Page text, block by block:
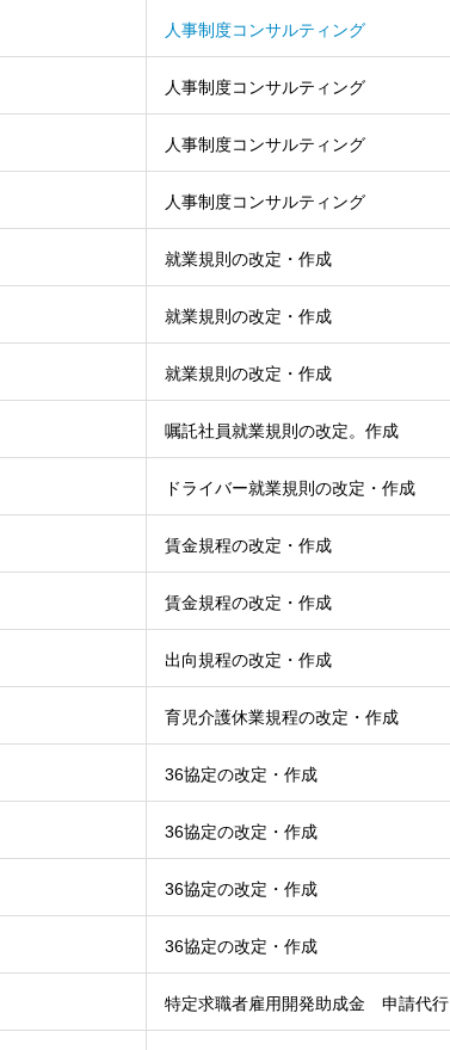
人事制度コンサルティング
人事制度コンサルティング
人事制度コンサルティング
人事制度コンサルティング
就業規則の改定・作成
就業規則の改定・作成
就業規則の改定・作成
嘱託社員就業規則の改定。作成
ドライバー就業規則の改定・作成
賃金規程の改定・作成
賃金規程の改定・作成
出向規程の改定・作成
育児介護休業規程の改定・作成
36協定の改定・作成
36協定の改定・作成
36協定の改定・作成
36協定の改定・作成
特定求職者雇用開発助成金 申請代行